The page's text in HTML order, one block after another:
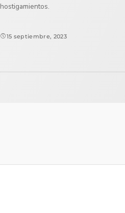
hostigamientos.
15 septiembre, 2023